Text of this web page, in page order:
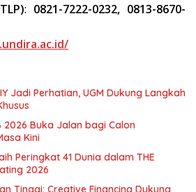
: 0821-7222-0232, 0813-8670-
Jadi Perhatian, UGM Dukung Langkah
2026 Buka Jalan bagi Calon
Kini
Peringkat 41 Dunia dalam THE
2026
Tinggi: Creative Financing Dukung